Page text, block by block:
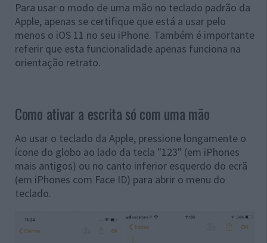
Para usar o modo de uma mão no teclado padrão da
Apple, apenas se certifique que está a usar pelo
menos o iOS 11 no seu iPhone. Também é importante
referir que esta funcionalidade apenas funciona na
orientação retrato.
Como ativar a escrita só com uma mão
Ao usar o teclado da Apple, pressione longamente o
ícone do globo ao lado da tecla "123" (em iPhones
mais antigos) ou no canto inferior esquerdo do ecrã
(em iPhones com Face ID) para abrir o menu do
teclado.